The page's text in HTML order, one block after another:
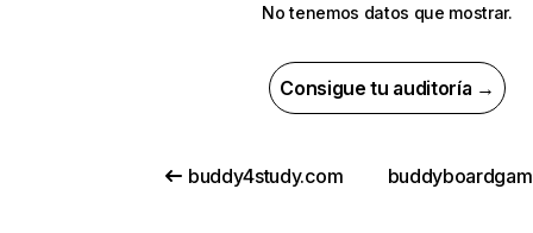
No tenemos datos que mostrar.
Consigue tu auditoría →
buddy4study.com